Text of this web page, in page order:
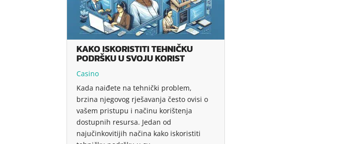
KAKO ISKORISTITI TEHNIČKU
PODRŠKU U SVOJU KORIST
Casino
Kada naiđete na tehnički problem,
brzina njegovog rješavanja često ovisi o
vašem pristupu i načinu korištenja
dostupnih resursa. Jedan od
najučinkovitijih načina kako iskoristiti